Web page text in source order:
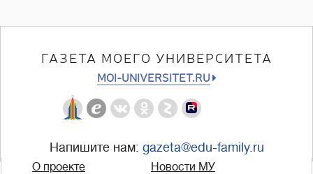
ГАЗЕТА МОЕГО УНИВЕРСИТЕТА
MOI-UNIVERSITET.RU
Напишите нам: gazeta@edu-family.ru
О проекте
Новости МУ